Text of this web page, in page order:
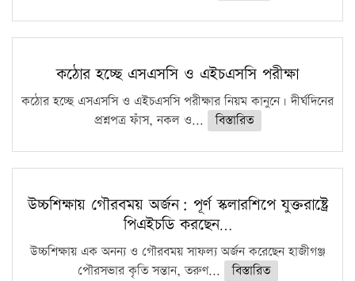
কঠোর হচ্ছে এসএসসি ও এইচএসসি পরীক্ষা
কঠোর হচ্ছে এসএসসি ও এইচএসসি পরীক্ষার নিয়ম কানুনে। দীর্ঘদিনের
প্রশ্নপত্র ফাঁস, নকল ও...
বিস্তারিত
উচ্চশিক্ষায় গৌরবময় অর্জন: পূর্ণ স্কলারশিপে যুক্তরাষ্ট্রে
পিএইচডি করছেন…
উচ্চশিক্ষায় এক অনন্য ও গৌরবময় সাফল্য অর্জন করেছেন হাজীগঞ্জ
পৌরসভার কৃতি সন্তান, তরুণ...
বিস্তারিত